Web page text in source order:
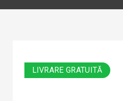
LIVRARE GRATUITĂ